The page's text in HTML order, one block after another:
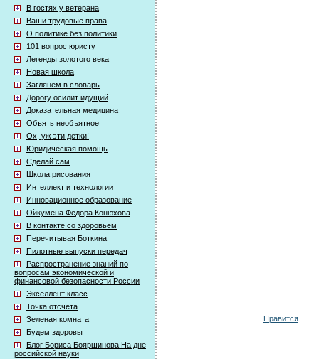
В гостях у ветерана
Ваши трудовые права
О политике без политики
101 вопрос юристу
Легенды золотого века
Новая школа
Заглянем в словарь
Дорогу осилит идущий
Доказательная медицина
Объять необъятное
Ох, уж эти детки!
Юридическая помощь
Сделай сам
Школа рисования
Интеллект и технологии
Инновационное образование
Ойкумена Федора Конюхова
В контакте со здоровьем
Перечитывая Боткина
Пилотные выпуски передач
Распространение знаний по
вопросам экономической и
финансовой безопасности России
Экселлент класс
Точка отсчета
Зеленая комната
Будем здоровы
Блог Бориса Бояршинова На дне
российской науки
Нравится